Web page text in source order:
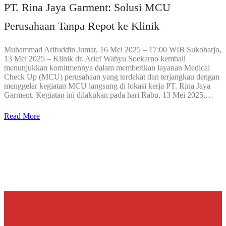
PT. Rina Jaya Garment: Solusi MCU
Perusahaan Tanpa Repot ke Klinik
Muhammad Arifuddin Jumat, 16 Mei 2025 – 17:00 WIB Sukoharjo,
13 Mei 2025 – Klinik dr. Arief Wahyu Soekarno kembali
menunjukkan komitmennya dalam memberikan layanan Medical
Check Up (MCU) perusahaan yang terdekat dan terjangkau dengan
menggelar kegiatan MCU langsung di lokasi kerja PT. Rina Jaya
Garment. Kegiatan ini dilakukan pada hari Rabu, 13 Mei 2025,…
Read More